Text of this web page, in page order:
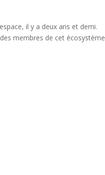
il y a deux ans et demi.
membres de cet écosystème